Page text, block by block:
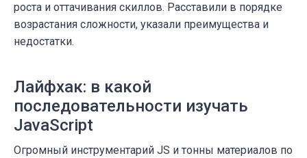
роста и оттачивания скиллов. Расставили в порядке
возрастания сложности, указали преимущества и
недостатки.
Лайфхак: в какой
последовательности изучать
JavaScript
Огромный инструментарий JS и тонны материалов по